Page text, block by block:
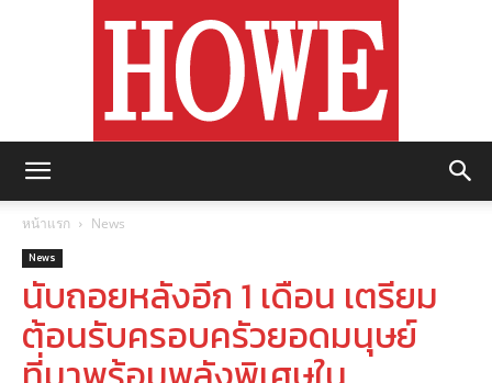
หน้าแรก News
News
นับถอยหลังอีก 1 เดือน เตรียม
ต้อนรับครอบครัวยอดมนุษย์